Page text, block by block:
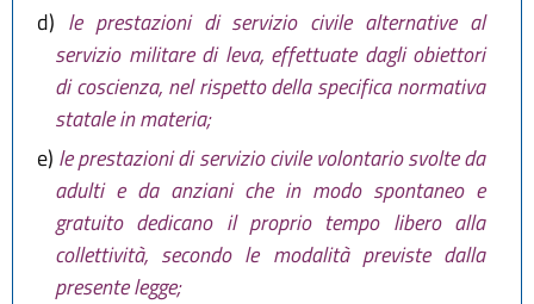
d) le prestazioni di servizio civile alternative al
servizio militare di leva, effettuate dagli obiettori
di coscienza, nel rispetto della specifica normativa
statale in materia;
e) le prestazioni di servizio civile volontario svolte da
adulti e da anziani che in modo spontaneo e
gratuito dedicano il proprio tempo libero alla
collettività, secondo le modalità previste dalla
presente legge;